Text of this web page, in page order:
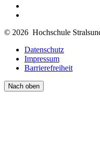
© 2026 Hochschule
Datenschutz
Impressum
Barrierefreiheit
Nach oben